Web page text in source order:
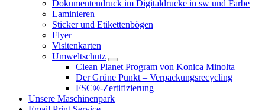
Dokumentendruck im Digitaldrucke in sw und Farbe
Laminieren
Sticker und Etikettenbögen
Flyer
Visitenkarten
Umweltschutz
Clean Planet Program von Konica Minolta
Der Grüne Punkt – Verpackungsrecycling
FSC®-Zertifizierung
Unsere Maschinenpark